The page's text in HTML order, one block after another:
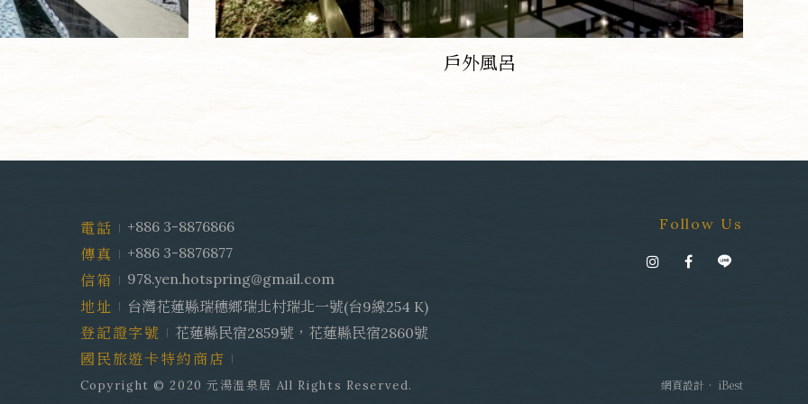
戶外風呂
電話
+886 3-8876866
傳真
+886 3-8876877
信箱
978.yen.hotspring@gmail.com
地址
台灣花蓮縣瑞穗鄉瑞北村瑞北一號(台9線254 K)
登記證字號
花蓮縣民宿2859號，花蓮縣民宿2860號
國民旅遊卡特約商店
Copyright © 2020 元湯溫泉居 All Rights Reserved.
Follow Us
網頁設計 ‧ iBest